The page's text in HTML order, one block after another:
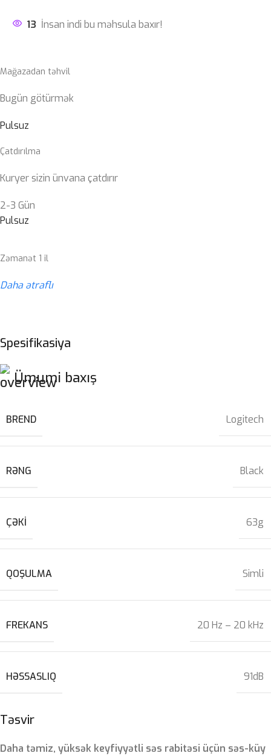
13 İnsan indi bu məhsula baxır!
Mağazadan təhvil
Bugün götürmək
Pulsuz
Çatdırılma
Kuryer sizin ünvana çatdırır
2-3 Gün
Pulsuz
Zəmanət 1 il
Daha ətraflı
Təsvir
Daha təmiz, yüksək keyfiyyətli səs rabitəsi üçün səs-küy
Spesifikasiya
Ümumi baxış
BREND Logitech
RƏNG Black
ÇƏKI 63g
QOŞULMA Simli
FREKANS 20 Hz – 20 kHz
HƏSSASLIQ 91dB